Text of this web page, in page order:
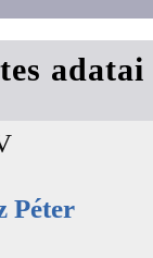
adatai
Péter